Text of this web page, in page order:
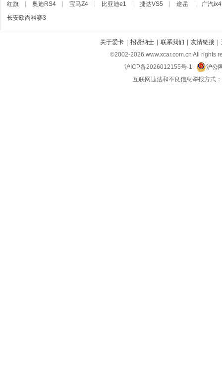
红旗 奥迪RS4 宝马Z4 比亚迪e1 捷达VS5 途岳
广汽ix4
长安欧尚科赛3
关于爱卡 招贤纳士 联系我们 友情链接
©2002-2026 www.xcar.com.cn All rights
沪ICP备2026012155号-1
沪公
互联网违法和不良信息举报方式